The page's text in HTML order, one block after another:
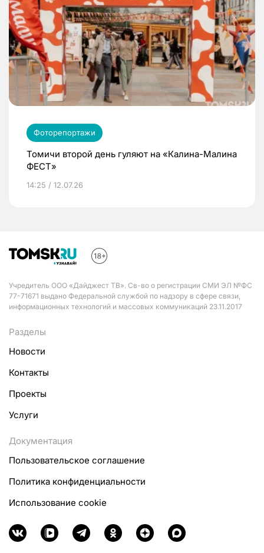
Фоторепортажи
Томичи второй день гуляют на «Калина-Малина
ФЕСТ»
14:25 / 12.07.26
Учредитель ООО «Дайджест ТВ». Св-во о регистрации СМИ ЭЛ №ФС
77-71671 выдано Федеральной службой по надзору в сфере связи,
информационных технологий и массовых коммуникаций 23.11.2017
Разделы
Новости
Контакты
Проекты
Услуги
Документация
Пользовательское соглашение
Политика конфиденциальности
Использование cookie